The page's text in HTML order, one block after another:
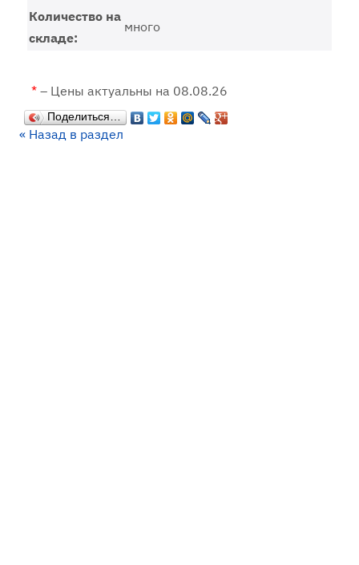
Количество на
складе:
много
* – Цены актуальны на 08.08.26
Поделиться…
« Назад в раздел